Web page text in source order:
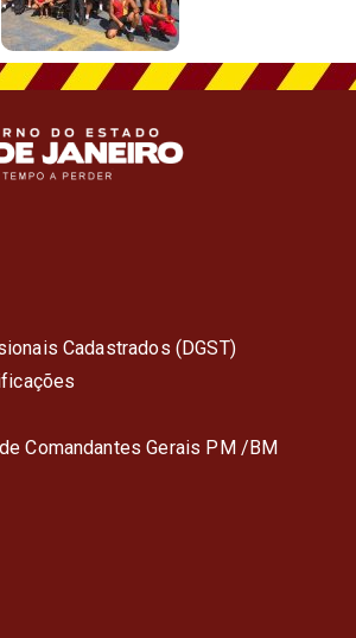
Cadastrados (DGST)
Comandantes Gerais PM /BM